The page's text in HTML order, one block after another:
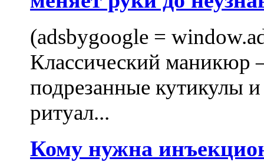
(adsbygoogle =
Классический маникюр
подрезанные кутикулы
ритуал...
Кому нужна